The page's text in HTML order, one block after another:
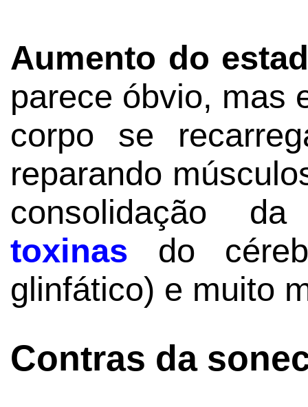
Aumento do
parece óbvio, mas
corpo se
reparando
consolidação
toxinas do
glinfático) e muito
Contras da